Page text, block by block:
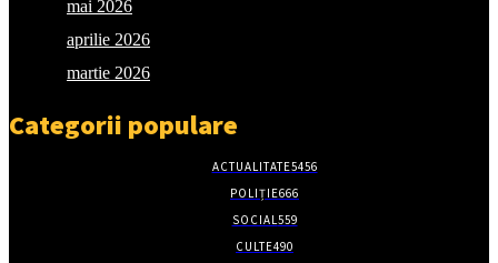
mai 2026
aprilie 2026
martie 2026
Categorii populare
ACTUALITATE5456
POLIȚIE666
SOCIAL 559
CULTE490